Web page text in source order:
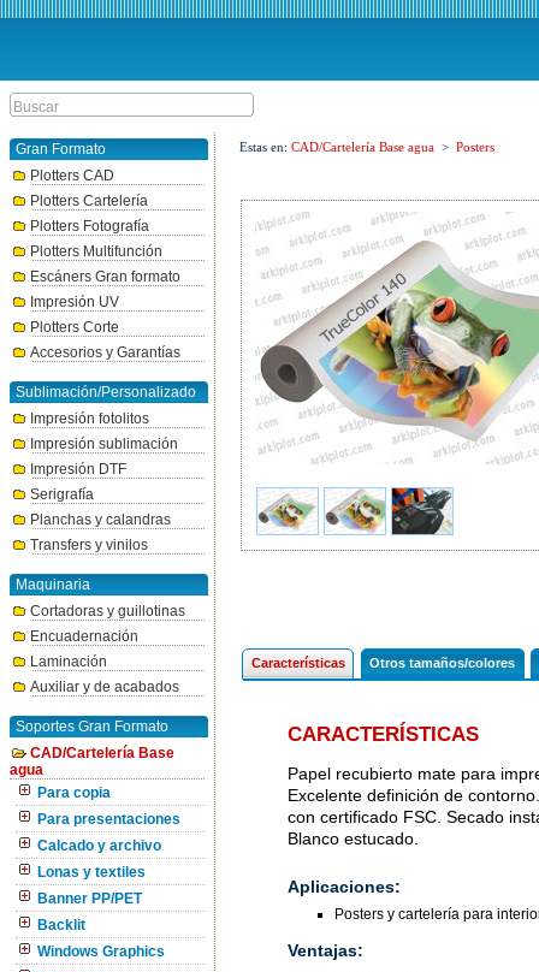
Gran Formato
Plotters CAD
Plotters Cartelería
Plotters Fotografía
Plotters Multifunción
Escáners Gran formato
Impresión UV
Plotters Corte
Accesorios y Garantías
Sublimación/Personalizado
Impresión fotolitos
Impresión sublimación
Impresión DTF
Serigrafía
Planchas y calandras
Transfers y vinilos
Maquinaria
Cortadoras y guillotinas
Encuadernación
Laminación
Auxiliar y de acabados
Soportes Gran Formato
CAD/Cartelería Base
agua
Para copia
Para presentaciones
Calcado y archivo
Lonas y textiles
Banner PP/PET
Backlit
Windows Graphics
Estas en: CAD/Cartelería Base agua > Posters
Características Otros tamaños/colores
CARACTERÍSTICAS
Papel recubierto mate para
Excelente definición de
con certificado FSC. Secado
Blanco estucado.
Aplicaciones:
Posters y cartelería para
Ventajas: